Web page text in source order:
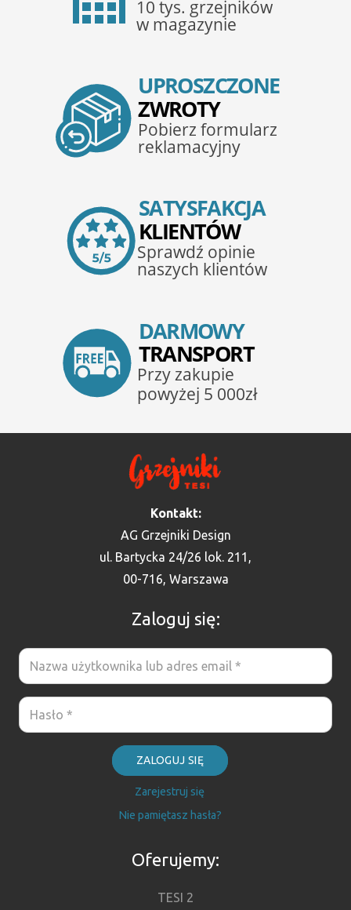
Kontakt:
AG Grzejniki Design
ul. Bartycka 24/26 lok. 211,
00-716, Warszawa
Zaloguj się:
ZALOGUJ SIĘ
Zarejestruj się
Nie pamiętasz hasła?
Oferujemy:
TESI 2